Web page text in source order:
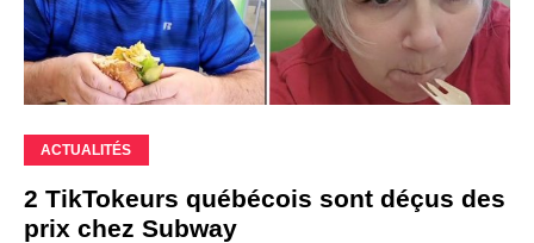
ACTUALITÉS
2 TikTokeurs québécois sont déçus des
prix chez Subway